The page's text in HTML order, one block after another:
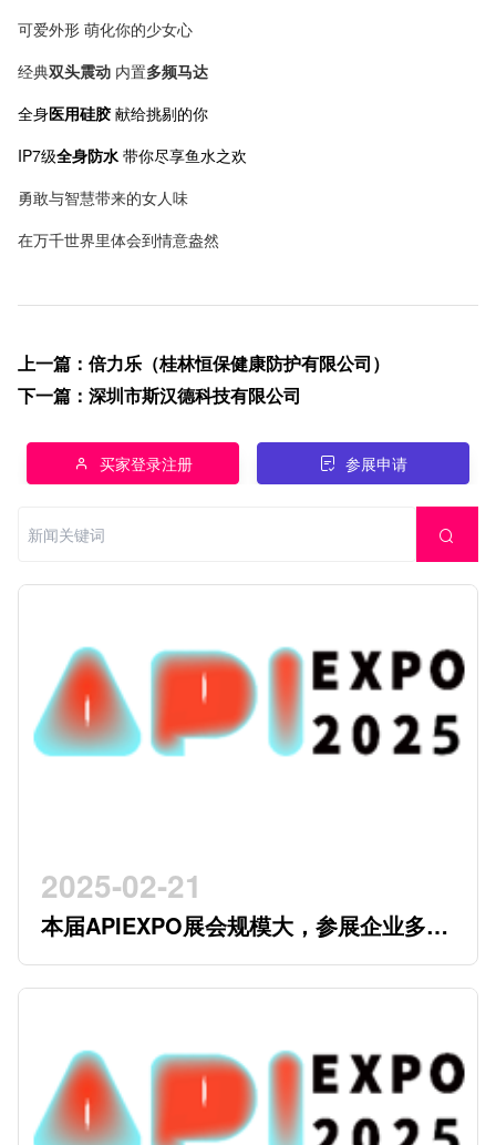
可爱外形 萌化你的少女心
经典双头震动 内置多频马达
全身医用硅胶献给挑剔的你
IP7级全身防水带你尽享鱼水之欢
勇敢与智慧带来的女人味
在万千世界里体会到情意盎然
上一篇 ： 倍力乐（桂林恒保健康防护有限公司）
下一篇 ： 深圳市斯汉德科技有限公司
买家登录注册 参展申请
2025-02-21
本届APIEXPO展会规模大，参展企业多，
参观观众多，看展时间紧，怎么办？